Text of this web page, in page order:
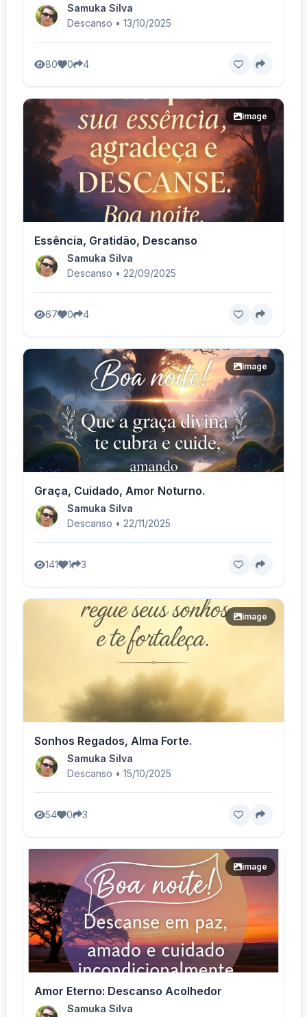
Samuka Silva
Descanso • 13/10/2025
80 0 4
image
Essência, Gratidão, Descanso
Samuka Silva
Descanso • 22/09/2025
67 0 4
image
Graça, Cuidado, Amor Noturno.
Samuka Silva
Descanso • 22/11/2025
141 1 3
image
Sonhos Regados, Alma Forte.
Samuka Silva
Descanso • 15/10/2025
54 0 3
image
Amor Eterno: Descanso Acolhedor
Samuka Silva